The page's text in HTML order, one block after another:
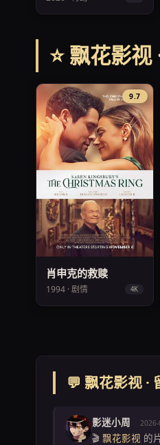
⭐ 飘花影视
9.7
肖申克的救赎
1994 · 剧情 4K
💬 飘花影视 ·
影迷小周 2026-
🎬 飘花影视 的